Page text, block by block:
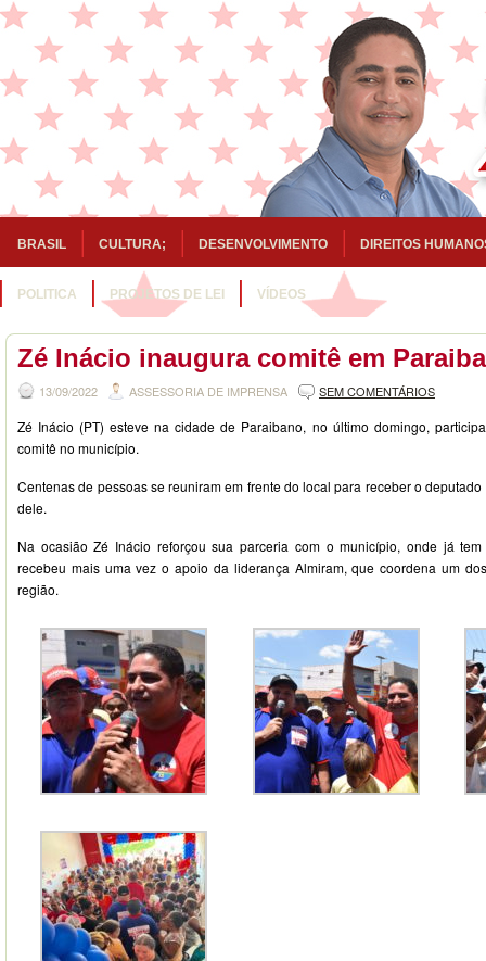
BRASIL CULTURA; DESENVOLVIMENTO DIREITOS
POLITICA PROJETOS DE LEI VÍDEOS
Zé Inácio inaugura comitê em
13/09/2022 ASSESSORIA DE IMPRENSA SEM COMENTÁRIOS
Zé Inácio (PT) esteve na cidade de Paraibano, no último domingo,
comitê no município.
Centenas de pessoas se reuniram em frente do local para receber o
dele.
Na ocasião Zé Inácio reforçou sua parceria com o município, onde já
recebeu mais uma vez o apoio da liderança Almiram, que coordena um
região.